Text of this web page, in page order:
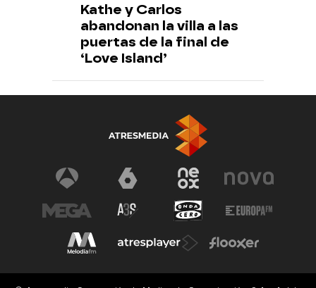
Kathe y Carlos
abandonan la villa a las
puertas de la final de
‘Love Island’